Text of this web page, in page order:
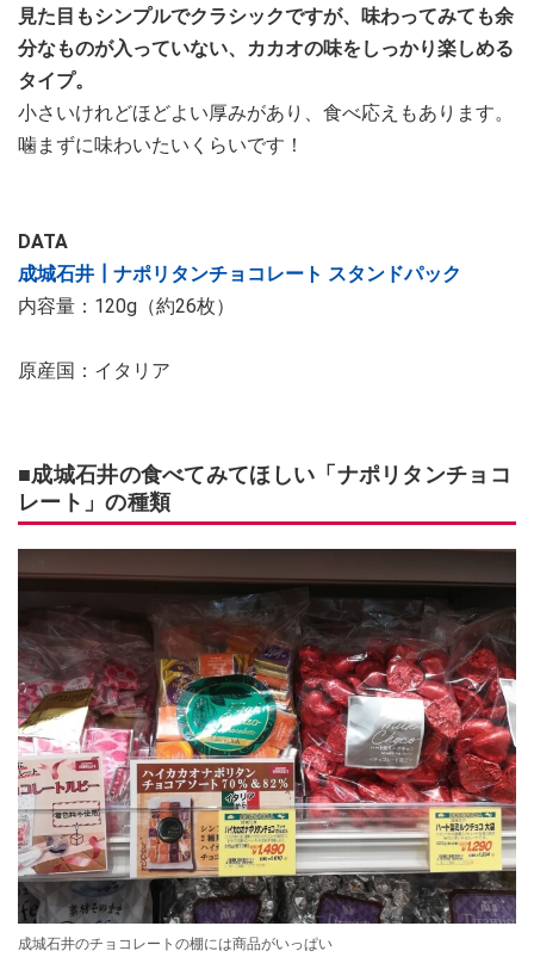
見た目もシンプルでクラシックですが、味わってみても余
分なものが入っていない、カカオの味をしっかり楽しめる
タイプ。
小さいけれどほどよい厚みがあり、食べ応えもあります。
噛まずに味わいたいくらいです！
DATA
成城石井┃ナポリタンチョコレート スタンドパック
内容量：120g（約26枚）
原産国：イタリア
■成城石井の食べてみてほしい「ナポリタンチョコ
レート」の種類
成城石井のチョコレートの棚には商品がいっぱい